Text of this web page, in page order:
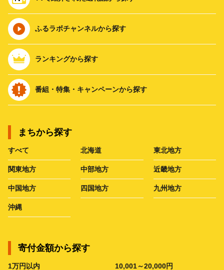
ふるラボチャンネルから探す
ランキングから探す
番組・特集・キャンペーンから探す
まちから探す
すべて 北海道 東北地方
関東地方 中部地方 近畿地方
中国地方 四国地方 九州地方
沖縄
寄付金額から探す
1万円以内 10,001～20,000円